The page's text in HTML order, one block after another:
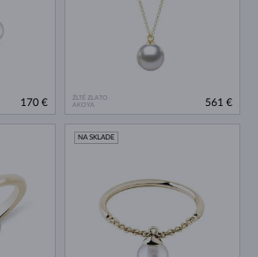
170 €
ŽLTÉ ZLATO
AKOYA
561 €
NA SKLADE